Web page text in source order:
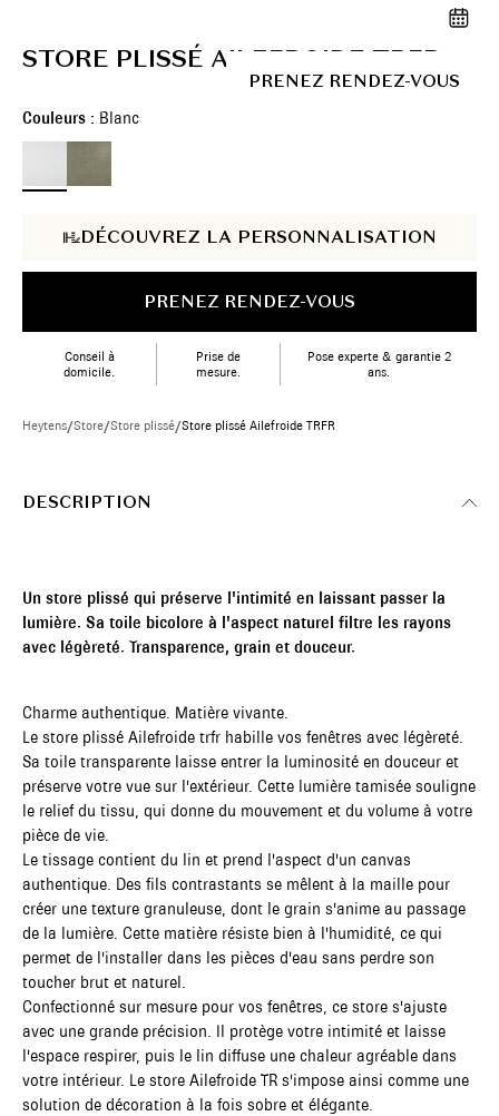
PRENEZ RENDEZ-VOUS
STORE PLISSÉ AILEFROIDE TRFR
Couleurs : Blanc
DÉCOUVREZ LA PERSONNALISATION
PRENEZ RENDEZ-VOUS
Conseil à
domicile.
Prise de
mesure.
Pose experte & garantie 2
ans.
Heytens/Store/Store plissé/Store plissé Ailefroide TRFR
DESCRIPTION
Un store plissé qui préserve l'intimité en laissant passer la
lumière. Sa toile bicolore à l'aspect naturel filtre les rayons
avec légèreté. Transparence, grain et douceur.
Charme authentique. Matière vivante.
Le store plissé Ailefroide trfr habille vos fenêtres avec légèreté.
Sa toile transparente laisse entrer la luminosité en douceur et
préserve votre vue sur l'extérieur. Cette lumière tamisée souligne
le relief du tissu, qui donne du mouvement et du volume à votre
pièce de vie.
Le tissage contient du lin et prend l'aspect d'un canvas
authentique. Des fils contrastants se mêlent à la maille pour
créer une texture granuleuse, dont le grain s'anime au passage
de la lumière. Cette matière résiste bien à l'humidité, ce qui
permet de l'installer dans les pièces d'eau sans perdre son
toucher brut et naturel.
Confectionné sur mesure pour vos fenêtres, ce store s'ajuste
avec une grande précision. Il protège votre intimité et laisse
l'espace respirer, puis le lin diffuse une chaleur agréable dans
votre intérieur. Le store Ailefroide TR s'impose ainsi comme une
solution de décoration à la fois sobre et élégante.